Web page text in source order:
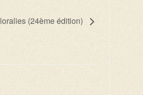
(24ème édition)